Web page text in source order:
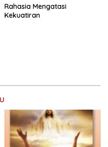
Rahasia Mengatasi
Kekuatiran